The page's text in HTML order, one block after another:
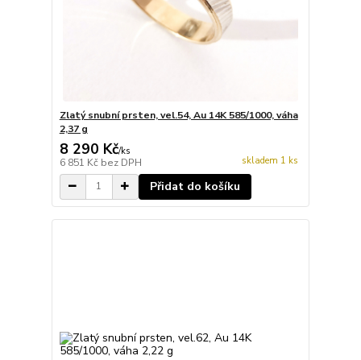
Zlatý snubní prsten, vel.54, Au 14K 585/1000, váha
2,37 g
8 290 Kč/ks
6 851 Kč bez DPH skladem 1 ks
Přidat do košíku